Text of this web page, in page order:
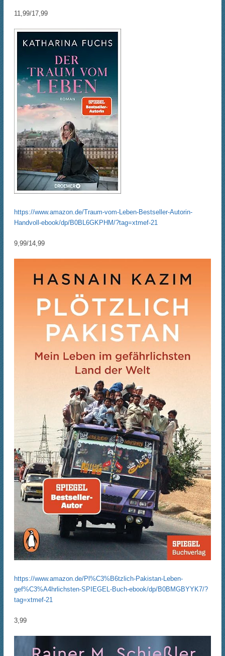
11,99/17,99
https://www.amazon.de/Traum-vom-Leben-Bestseller-Autorin-
Handvoll-ebook/dp/B0BL6GKPHM/?tag=xtmef-21
9,99/14,99
https://www.amazon.de/Pl%C3%B6tzlich-Pakistan-Leben-
gef%C3%A4hrlichsten-SPIEGEL-Buch-ebook/dp/B0BMGBYYK7/?
tag=xtmef-21
3,99